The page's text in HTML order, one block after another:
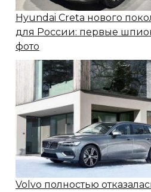
Hyundai Creta нового
для России: первые
фото
Volvo полностью